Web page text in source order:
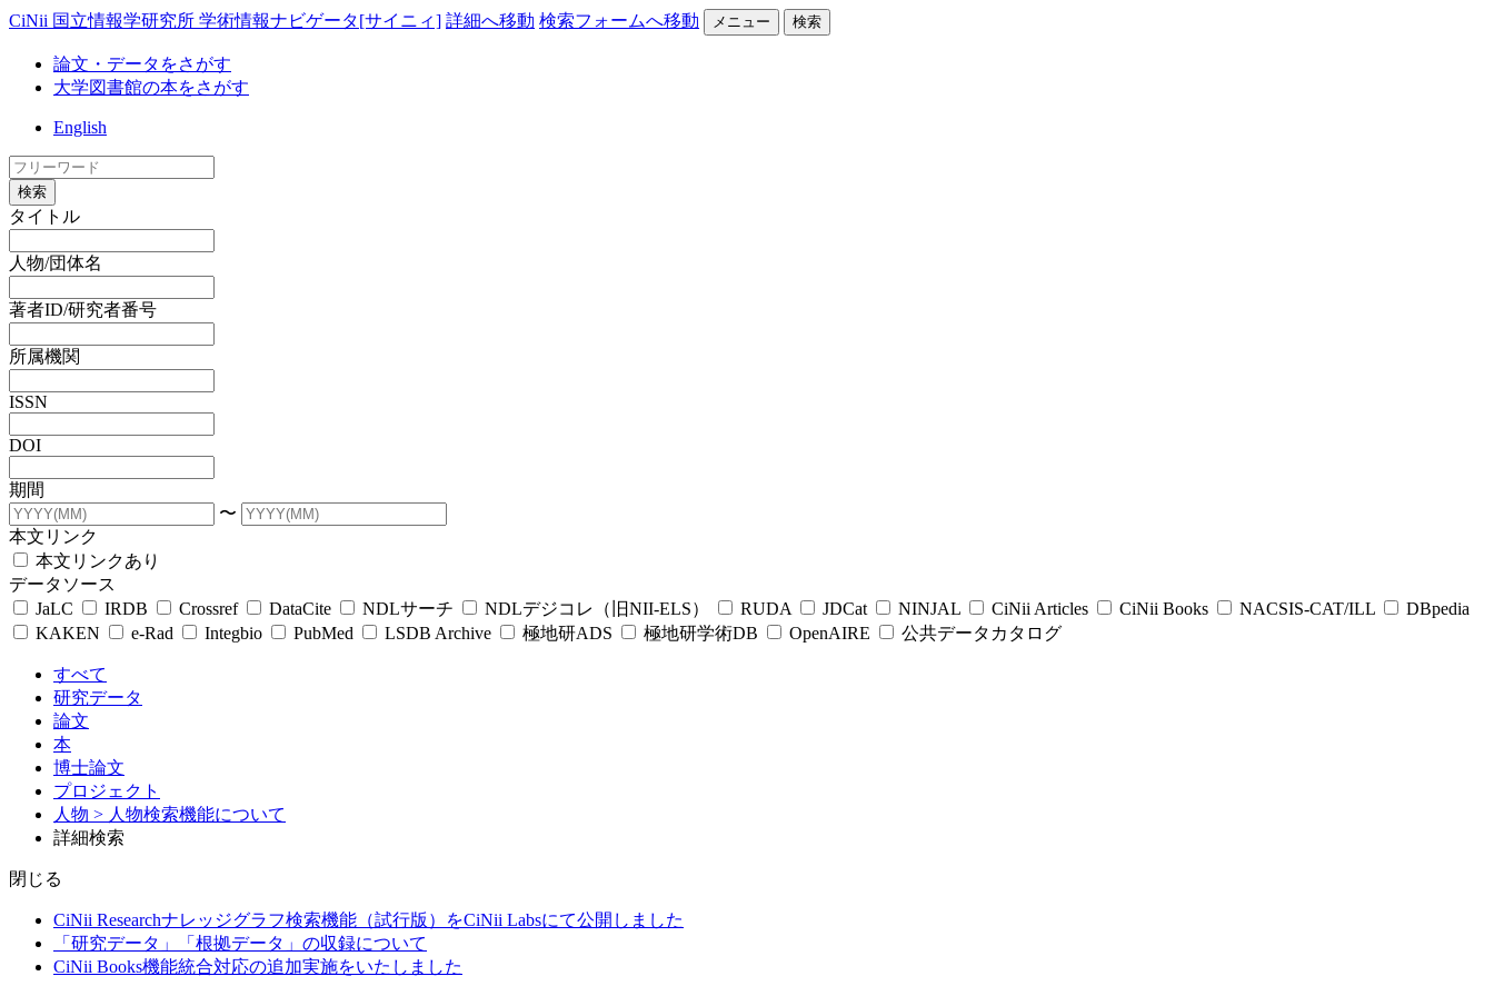
CiNii 国立情報学研究所 学術情報ナビゲータ[サイニィ] 詳細へ移動 検索フォームへ移動 メニュー 検索
論文・データをさがす
大学図書館の本をさがす
English
検索
タイトル
人物/団体名
著者ID/研究者番号
所属機関
ISSN
DOI
期間
〜
本文リンク
本文リンクあり
データソース
JaLC
IRDB Crossref DataCite NDLサーチ NDLデジコレ（旧NII-ELS） RUDA JDCat NINJAL CiNii Articles CiNii Books NACSIS-CAT/ILL
DBpedia
KAKEN
e-Rad Integbio PubMed LSDB Archive 極地研ADS 極地研学術DB OpenAIRE 公共データカタログ
すべて
研究データ
論文
本
博士論文
プロジェクト
人物 > 人物検索機能について
詳細検索
閉じる
CiNii Researchナレッジグラフ検索機能（試行版）をCiNii Labsにて公開しました
「研究データ」「根拠データ」の収録について
CiNii Books機能統合対応の追加実施をいたしました